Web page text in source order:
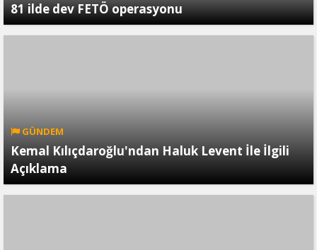
81 ilde dev FETÖ operasyonu
GÜNDEM
Kemal Kılıçdaroğlu'ndan Haluk Levent İle İlgili
Açıklama